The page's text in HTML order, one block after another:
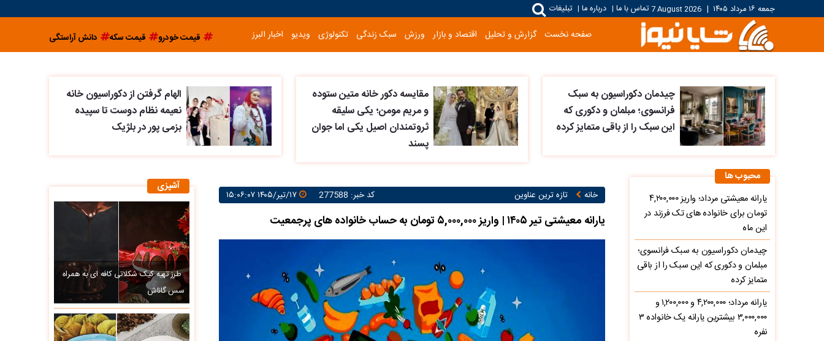
جمعه ۱۶ مرداد ۱۴۰۵ |
7 August 2026تماس با ما | درباره ما | تبلیغات
صفحه نخست گزارش و تحلیل اقتصاد و بازار ورزش سبک زندگی تکنولوژی ویدیو اخبار البرز قیمت خودرو قیمت سکه دانش آراستگی
چیدمان دکوراسیون به سبک
فرانسوی؛ مبلمان و دکوری که
این سبک را از باقی متمایز کرده
مقایسه دکور خانه متین ستوده
و مریم مومن؛ یکی سلیقه
ثروتمندان اصیل یکی اما جوان
پسند
الهام گرفتن از دکوراسیون خانه
نعیمه نظام دوست تا سپیده
بزمی پور در بلژیک
خانه تازه ترین عناوین کد خبر: 277588 ۱۷/تیر/۱۴۰۵ ۱۵:۰۶:۰۷
یارانه معیشتی تیر ۱۴۰۵ | واریز ۵,۰۰۰,۰۰۰ تومان به حساب خانواده های پرجمعیت
آشپزی
طرز تهیه کیک شکلاتی کافه ای به همراه
سس گاناش
محبوب ها
یارانه معیشتی مرداد؛ واریز ۴,۲۰۰,۰۰۰
تومان برای خانواده های تک فرزند در
این ماه
چیدمان دکوراسیون به سبک فرانسوی؛
مبلمان و دکوری که این سبک را از باقی
متمایز کرده
یارانه مرداد؛ ۴,۲۰۰,۰۰۰ و ۱,۲۰۰,۰۰۰ و
۳,۰۰۰,۰۰۰ بیشترین یارانه یک خانواده ۳
نفره